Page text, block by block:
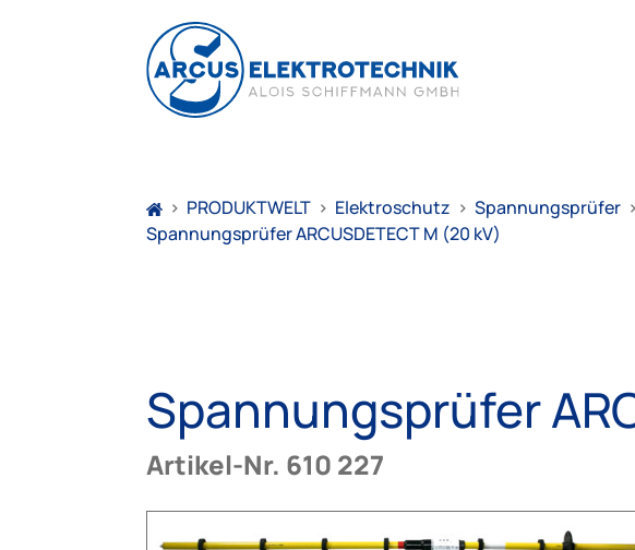
> PRODUKTWELT > Elektroschutz > Spannungsprüfer >
Spannungsprüfer ARCUSDETECT M (20 kV)
Spannungsprüfer
Artikel-Nr. 610 227